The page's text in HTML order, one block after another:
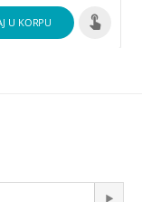
U KORPU